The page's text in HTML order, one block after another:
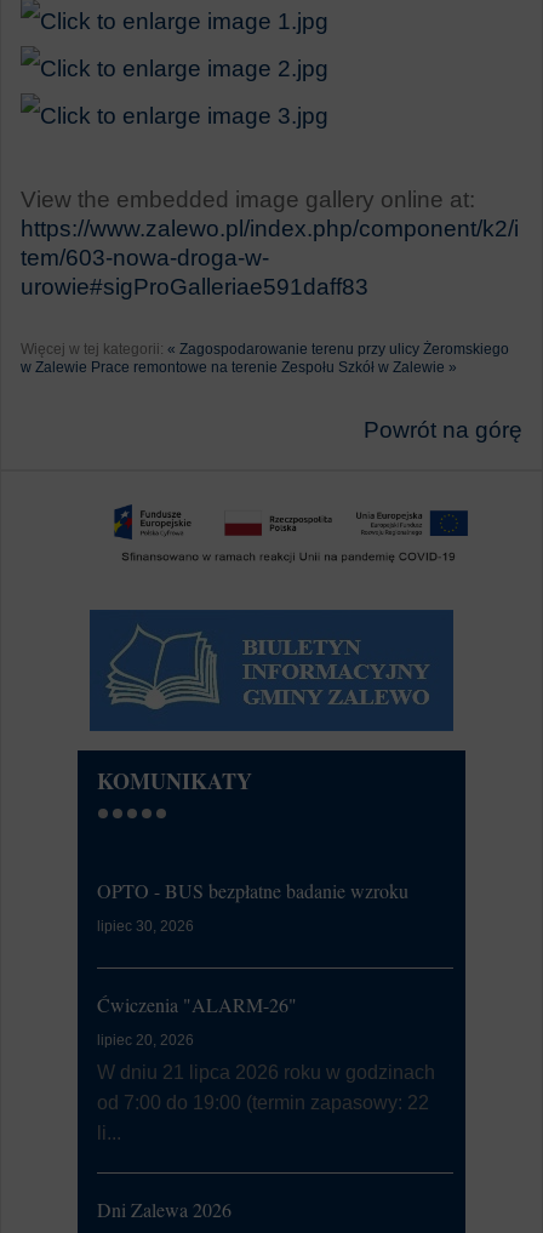
View the embedded image gallery online at:
https://www.zalewo.pl/index.php/component/k2/i
tem/603-nowa-droga-w-
urowie#sigProGalleriae591daff83
Więcej w tej kategorii: « Zagospodarowanie terenu przy ulicy Żeromskiego
w Zalewie Prace remontowe na terenie Zespołu Szkół w Zalewie »
Powrót na górę
KOMUNIKATY
OPTO - BUS bezpłatne badanie wzroku
lipiec 30, 2026
Ćwiczenia "ALARM-26"
lipiec 20, 2026
W dniu 21 lipca 2026 roku w godzinach
od 7:00 do 19:00 (termin zapasowy: 22
li...
Dni Zalewa 2026